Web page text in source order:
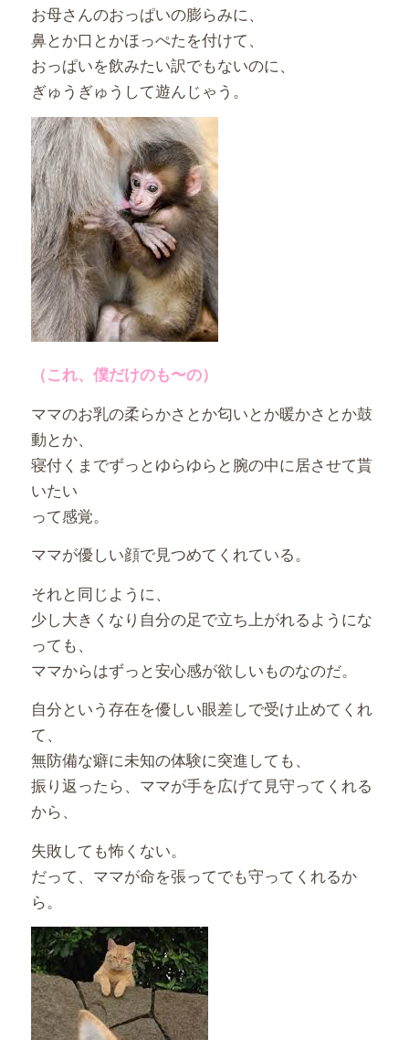
お母さんのおっぱいの膨らみに、
鼻とか口とかほっぺたを付けて、
おっぱいを飲みたい訳でもないのに、
ぎゅうぎゅうして遊んじゃう。
（これ、僕だけのも〜の）
ママのお乳の柔らかさとか匂いとか暖かさとか鼓
動とか、
寝付くまでずっとゆらゆらと腕の中に居させて貰
いたい
って感覚。
ママが優しい顔で見つめてくれている。
それと同じように、
少し大きくなり自分の足で立ち上がれるようにな
っても、
ママからはずっと安心感が欲しいものなのだ。
自分という存在を優しい眼差しで受け止めてくれ
て、
無防備な癖に未知の体験に突進しても、
振り返ったら、ママが手を広げて見守ってくれる
から、
失敗しても怖くない。
だって、ママが命を張ってでも守ってくれるか
ら。